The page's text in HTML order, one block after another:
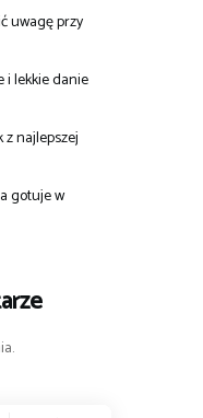
uwagę przy
i lekkie danie
z najlepszej
gotuje w